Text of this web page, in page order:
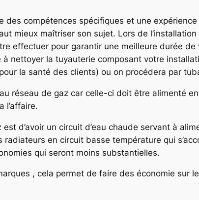
compétences spécifiques et une
mieux maîtriser son sujet. Lors de l’installation
effectuer pour garantir une meilleure durée de
nettoyer la tuyauterie composant votre
la santé des clients) ou on procédera par
réseau de gaz car celle-ci doit être alimenté
l’affaire.
d’avoir un circuit d’eau chaude servant à
en circuit basse température qui
qui seront moins substantielles.
, cela permet de faire des économie sur